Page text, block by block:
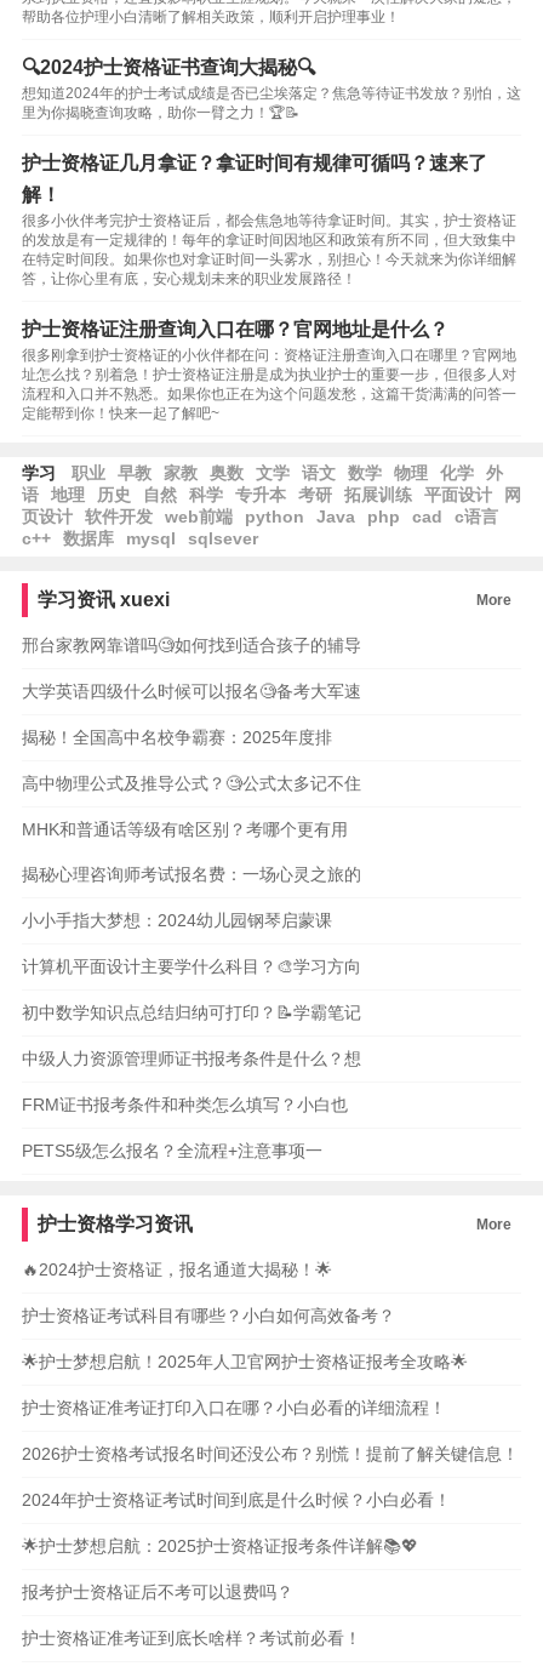
帮助各位护理小白清晰了解相关政策，顺利开启护理事业！
🔍2024护士资格证书查询大揭秘🔍
想知道2024年的护士考试成绩是否已尘埃落定？焦急等待证书发放？别怕，这
里为你揭晓查询攻略，助你一臂之力！🏆📝
护士资格证几月拿证？拿证时间有规律可循吗？速来了
解！
很多小伙伴考完护士资格证后，都会焦急地等待拿证时间。其实，护士资格证
的发放是有一定规律的！每年的拿证时间因地区和政策有所不同，但大致集中
在特定时间段。如果你也对拿证时间一头雾水，别担心！今天就来为你详细解
答，让你心里有底，安心规划未来的职业发展路径！
护士资格证注册查询入口在哪？官网地址是什么？
很多刚拿到护士资格证的小伙伴都在问：资格证注册查询入口在哪里？官网地
址怎么找？别着急！护士资格证注册是成为执业护士的重要一步，但很多人对
流程和入口并不熟悉。如果你也正在为这个问题发愁，这篇干货满满的问答一
定能帮到你！快来一起了解吧~
学习 职业 早教 家教 奥数 文学 语文 数学 物理 化学
外
语
地理 历史 自然 科学 专升本 考研 拓展训练 平面设计
网
页设计
软件开发 web前端 python Java php cad
c语言
c++
数据库 mysql sqlsever
学习资讯 xuexi More
邢台家教网靠谱吗🧐如何找到适合孩子的辅导
大学英语四级什么时候可以报名🧐备考大军速
揭秘！全国高中名校争霸赛：2025年度排
高中物理公式及推导公式？🧐公式太多记不住
MHK和普通话等级有啥区别？考哪个更有用
揭秘心理咨询师考试报名费：一场心灵之旅的
小小手指大梦想：2024幼儿园钢琴启蒙课
计算机平面设计主要学什么科目？🎨学习方向
初中数学知识点总结归纳可打印？📝学霸笔记
中级人力资源管理师证书报考条件是什么？想
FRM证书报考条件和种类怎么填写？小白也
PETS5级怎么报名？全流程+注意事项一
护士资格学习资讯 More
🔥2024护士资格证，报名通道大揭秘！🌟
护士资格证考试科目有哪些？小白如何高效备考？
🌟护士梦想启航！2025年人卫官网护士资格证报考全攻略🌟
护士资格证准考证打印入口在哪？小白必看的详细流程！
2026护士资格考试报名时间还没公布？别慌！提前了解关键信息！
2024年护士资格证考试时间到底是什么时候？小白必看！
🌟护士梦想启航：2025护士资格证报考条件详解📚💖
报考护士资格证后不考可以退费吗？
护士资格证准考证到底长啥样？考试前必看！